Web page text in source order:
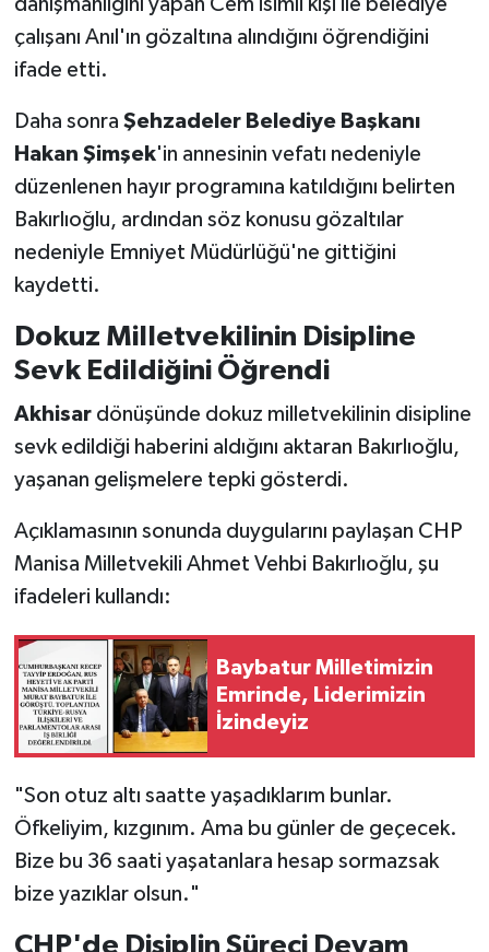
danışmanlığını yapan Cem isimli kişi ile belediye
çalışanı Anıl'ın gözaltına alındığını öğrendiğini
ifade etti.
Daha sonra Şehzadeler Belediye Başkanı
Hakan Şimşek'in annesinin vefatı nedeniyle
düzenlenen hayır programına katıldığını belirten
Bakırlıoğlu, ardından söz konusu gözaltılar
nedeniyle Emniyet Müdürlüğü'ne gittiğini
kaydetti.
Dokuz Milletvekilinin Disipline
Sevk Edildiğini Öğrendi
Akhisardönüşünde dokuz milletvekilinin disipline
sevk edildiği haberini aldığını aktaran Bakırlıoğlu,
yaşanan gelişmelere tepki gösterdi.
Açıklamasının sonunda duygularını paylaşan CHP
Manisa Milletvekili Ahmet Vehbi Bakırlıoğlu, şu
ifadeleri kullandı:
Baybatur Milletimizin
Emrinde, Liderimizin
İzindeyiz
"Son otuz altı saatte yaşadıklarım bunlar.
Öfkeliyim, kızgınım. Ama bu günler de geçecek.
Bize bu 36 saati yaşatanlara hesap sormazsak
bize yazıklar olsun."
CHP'de Disiplin Süreci Devam